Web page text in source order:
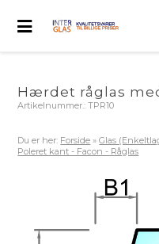
Hærdet råglas
Artikelnummer.:TPR10
Du er her: Forside »Glas
Poleret kant - Facon - Råglas